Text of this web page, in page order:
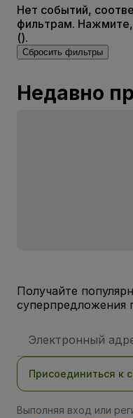
Нет событий,
фильтрам.
().
Сбросить фильтры
Недавно
Получайте
электронной
Присоединиться к
Выполняя вход или